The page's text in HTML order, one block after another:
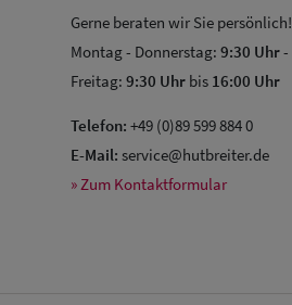
Gerne beraten wir Sie persönlich!
Montag - Donnerstag: 9:30 Uhr-
Freitag: 9:30 Uhr bis 16:00 Uhr
Telefon: +49 (0)89 599 884 0
E-Mail: service@hutbreiter.de
» Zum Kontaktformular